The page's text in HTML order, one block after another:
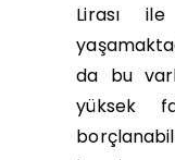
Lirası
da bu
yüksek